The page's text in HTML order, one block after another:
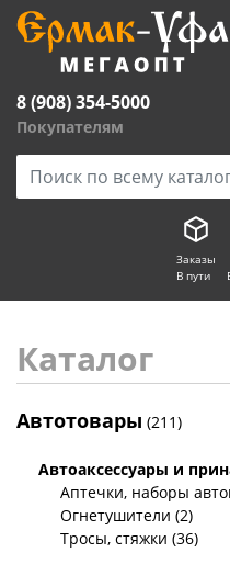
8 (908) 354-5000
Покупателям
Заказы
В пути
Каталог
Автотовары (211)
Автоаксессуары и
Аптечки, наборы
Огнетушители (2)
Тросы, стяжки (36)